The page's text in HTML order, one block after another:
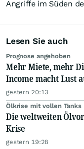
Angriffe im Süden
Lesen Sie auch
Prognose angehoben
Mehr Miete, mehr
Income macht Lust
gestern 20:13
Ölkrise mit vollen Tanks
Die weltweiten
Krise
gestern 19:28